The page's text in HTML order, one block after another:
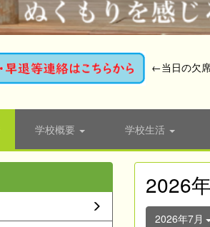
←当日の欠
学校概要 学校生活
2026
2026年7月